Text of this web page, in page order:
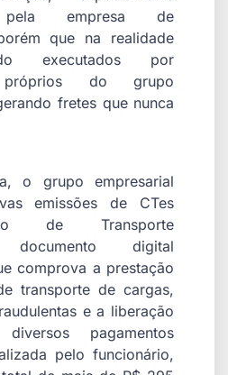
pela empresa de
que na realidade
executados por
próprios do grupo
fretes que nunca
o grupo empresarial
emissões de CTes
de Transporte
documento digital
comprova a prestação
transporte de cargas,
e a liberação
pagamentos
pelo funcionário,